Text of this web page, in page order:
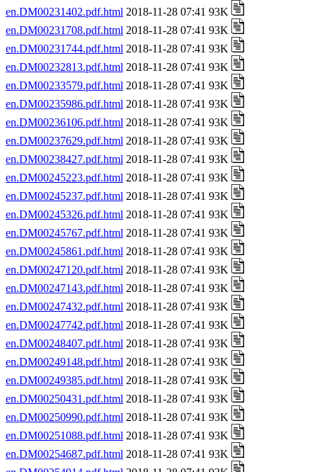
en.DM00231402.pdf.html 2018-11-28 07:41 93K
en.DM00231708.pdf.html 2018-11-28 07:41 93K
en.DM00231744.pdf.html 2018-11-28 07:41 93K
en.DM00232813.pdf.html 2018-11-28 07:41 93K
en.DM00233579.pdf.html 2018-11-28 07:41 93K
en.DM00235986.pdf.html 2018-11-28 07:41 93K
en.DM00236106.pdf.html 2018-11-28 07:41 93K
en.DM00237629.pdf.html 2018-11-28 07:41 93K
en.DM00238427.pdf.html 2018-11-28 07:41 93K
en.DM00245223.pdf.html 2018-11-28 07:41 93K
en.DM00245237.pdf.html 2018-11-28 07:41 93K
en.DM00245326.pdf.html 2018-11-28 07:41 93K
en.DM00245767.pdf.html 2018-11-28 07:41 93K
en.DM00245861.pdf.html 2018-11-28 07:41 93K
en.DM00247120.pdf.html 2018-11-28 07:41 93K
en.DM00247143.pdf.html 2018-11-28 07:41 93K
en.DM00247432.pdf.html 2018-11-28 07:41 93K
en.DM00247742.pdf.html 2018-11-28 07:41 93K
en.DM00248407.pdf.html 2018-11-28 07:41 93K
en.DM00249148.pdf.html 2018-11-28 07:41 93K
en.DM00249385.pdf.html 2018-11-28 07:41 93K
en.DM00250431.pdf.html 2018-11-28 07:41 93K
en.DM00250990.pdf.html 2018-11-28 07:41 93K
en.DM00251088.pdf.html 2018-11-28 07:41 93K
en.DM00254687.pdf.html 2018-11-28 07:41 93K